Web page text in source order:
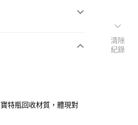
特瓶回收材質，體現對
清除
紀錄